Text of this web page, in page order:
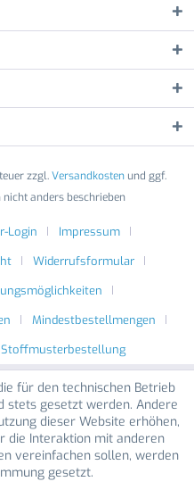
zzgl.Versandkostenund ggf.
anders beschrieben
Login
Impressum
Widerrufsformular
Mindestbestellmengen
Stoffmusterbestellung
für den technischen Betrieb
stets gesetzt werden. Andere
dieser Website erhöhen,
die Interaktion mit anderen
vereinfachen sollen, werden
gesetzt.